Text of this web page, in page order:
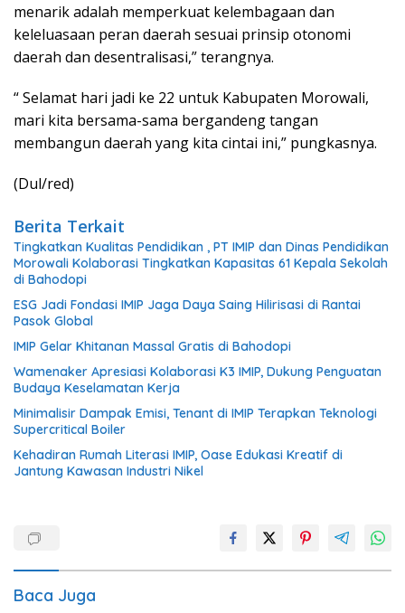
menarik adalah memperkuat kelembagaan dan
keleluasaan peran daerah sesuai prinsip otonomi
daerah dan desentralisasi,” terangnya.
“ Selamat hari jadi ke 22 untuk Kabupaten Morowali,
mari kita bersama-sama bergandeng tangan
membangun daerah yang kita cintai ini,” pungkasnya.
(Dul/red)
Berita Terkait
Tingkatkan Kualitas Pendidikan , PT IMIP dan Dinas Pendidikan
Morowali Kolaborasi Tingkatkan Kapasitas 61 Kepala Sekolah
di Bahodopi
ESG Jadi Fondasi IMIP Jaga Daya Saing Hilirisasi di Rantai
Pasok Global
IMIP Gelar Khitanan Massal Gratis di Bahodopi
Wamenaker Apresiasi Kolaborasi K3 IMIP, Dukung Penguatan
Budaya Keselamatan Kerja
Minimalisir Dampak Emisi, Tenant di IMIP Terapkan Teknologi
Supercritical Boiler
Kehadiran Rumah Literasi IMIP, Oase Edukasi Kreatif di
Jantung Kawasan Industri Nikel
Baca Juga